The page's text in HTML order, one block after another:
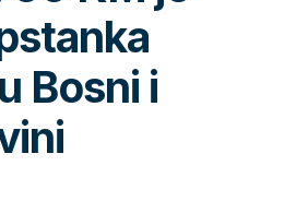
Bosni i